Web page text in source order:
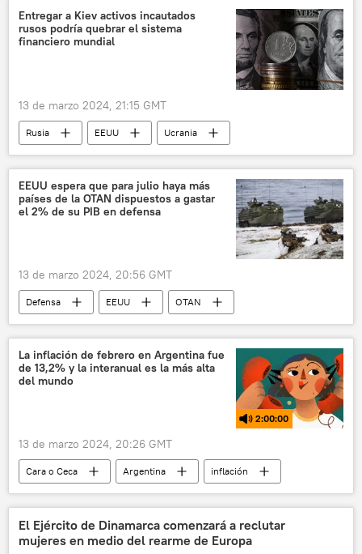
Entregar a Kiev activos incautados
rusos podría quebrar el sistema
financiero mundial
13 de marzo 2024, 21:15 GMT
Rusia EEUU
Ucrania
Economía
📰 Consecuencias económicas de las sanciones occidentales contra Rusia
📈 Mercados y finanzas
EEUU espera que para julio haya más
países de la OTAN dispuestos a gastar
el 2% de su PIB en defensa
13 de marzo 2024, 20:56 GMT
Defensa EEUU
OTAN
🛡️ Fuerzas Armadas
Occidente
seguridad
🌍 Europa
Donald Trump
Casa Blanca
La inflación de febrero en Argentina fue
de 13,2% y la interanual es la más alta
del mundo
2:00:00
13 de marzo 2024, 20:26 GMT
Cara o Ceca Argentina
inflación
Rosario
seguridad
Santa Fe (Argentina)
El Ejército de Dinamarca comenzará a reclutar
mujeres en medio del rearme de Europa